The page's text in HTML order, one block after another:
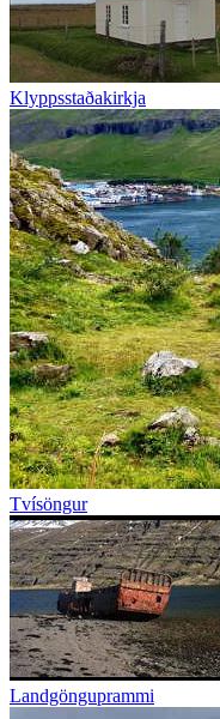
Klyppsstaðakirkja
Tvísöngur
Landgönguprammi